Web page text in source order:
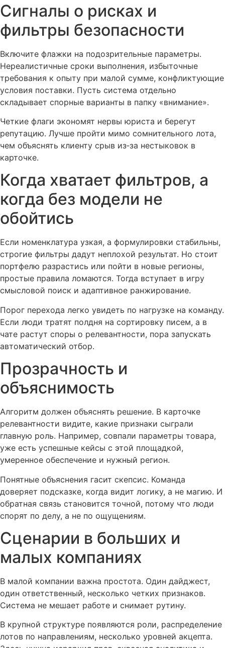
Сигналы о рисках и
фильтры безопасности
Включите флажки на подозрительные параметры.
Нереалистичные сроки выполнения, избыточные
требования к опыту при малой сумме, конфликтующие
условия поставки. Пусть система отдельно
складывает спорные варианты в папку «внимание».
Четкие флаги экономят нервы юриста и берегут
репутацию. Лучше пройти мимо сомнительного лота,
чем объяснять клиенту срыв из‑за нестыковок в
карточке.
Когда хватает фильтров, а
когда без модели не
обойтись
Если номенклатура узкая, а формулировки стабильны,
строгие фильтры дадут неплохой результат. Но стоит
портфелю разрастись или пойти в новые регионы,
простые правила ломаются. Тогда вступает в игру
смысловой поиск и адаптивное ранжирование.
Порог перехода легко увидеть по нагрузке на команду.
Если люди тратят полдня на сортировку писем, а в
чате растут споры о релевантности, пора запускать
автоматический отбор.
Прозрачность и
объяснимость
Алгоритм должен объяснять решение. В карточке
релевантности видите, какие признаки сыграли
главную роль. Например, совпали параметры товара,
уже есть успешные кейсы с этой площадкой,
умеренное обеспечение и нужный регион.
Понятные объяснения гасит скепсис. Команда
доверяет подсказке, когда видит логику, а не магию. И
обратная связь становится точной, потому что люди
спорят по делу, а не по ощущениям.
Сценарии в больших и
малых компаниях
В малой компании важна простота. Один дайджест,
один ответственный, несколько четких признаков.
Система не мешает работе и снимает рутину.
В крупной структуре появляются роли, распределение
лотов по направлениям, несколько уровней акцепта.